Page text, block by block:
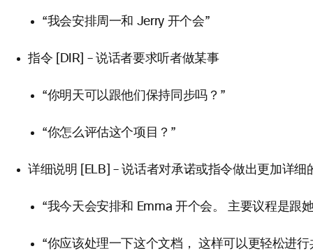
“我会安排周一和 Jerry 开个会”
指令 [DIR] – 说话者要求听者做某事
“你明天可以跟他们保持同步吗？”
“你怎么评估这个项目？”
详细说明 [ELB] – 说话者对承诺或指令做出更加详细
“我今天会安排和 Emma 开个会。 主要议程是跟
“你应该处理一下这个文档， 这样可以更轻松进